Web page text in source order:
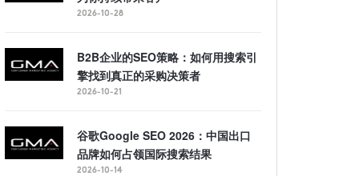
2026-10-28
B2B企业的SEO策略：如何用搜索引
擎找到真正的采购决策者
2026-10-21
谷歌Google SEO 2026：中国出口
品牌如何占领国际搜索结果
2026-10-14